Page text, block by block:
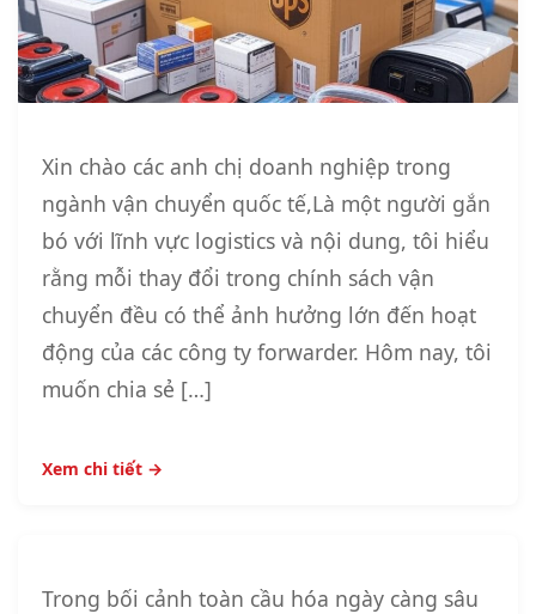
Xin chào các anh chị doanh nghiệp trong
ngành vận chuyển quốc tế,Là một người gắn
bó với lĩnh vực logistics và nội dung, tôi hiểu
rằng mỗi thay đổi trong chính sách vận
chuyển đều có thể ảnh hưởng lớn đến hoạt
động của các công ty forwarder. Hôm nay, tôi
muốn chia sẻ […]
Xem chi tiết →
Trong bối cảnh toàn cầu hóa ngày càng sâu